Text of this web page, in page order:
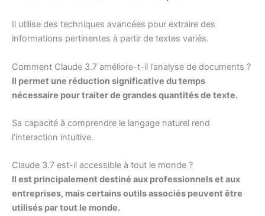
Il utilise des techniques avancées pour extraire des
informations pertinentes à partir de textes variés.
Comment Claude 3.7 améliore-t-il l’analyse de documents ?
Il permet une réduction significative du temps
nécessaire pour traiter de grandes quantités de texte.
Sa capacité à comprendre le langage naturel rend
l’interaction intuitive.
Claude 3.7 est-il accessible à tout le monde ?
Il est principalement destiné aux professionnels et aux
entreprises, mais certains outils associés peuvent être
utilisés par tout le monde.